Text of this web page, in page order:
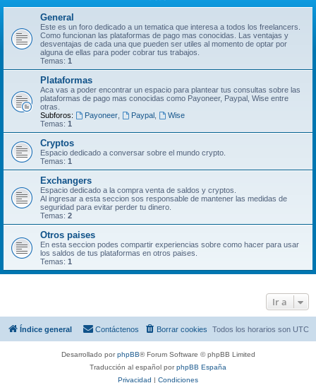
General
Este es un foro dedicado a un tematica que interesa a todos los freelancers.
Como funcionan las plataformas de pago mas conocidas. Las ventajas y
desventajas de cada una que pueden ser utiles al momento de optar por
alguna de ellas para poder cobrar tus trabajos.
Temas: 1
Plataformas
Aca vas a poder encontrar un espacio para plantear tus consultas sobre las
plataformas de pago mas conocidas como Payoneer, Paypal, Wise entre
otras.
Subforos:
Payoneer, Paypal,
Wise
Temas: 1
Cryptos
Espacio dedicado a conversar sobre el mundo crypto.
Temas: 1
Exchangers
Espacio dedicado a la compra venta de saldos y cryptos.
Al ingresar a esta seccion sos responsable de mantener las medidas de
seguridad para evitar perder tu dinero.
Temas: 2
Otros paises
En esta seccion podes compartir experiencias sobre como hacer para usar
los saldos de tus plataformas en otros paises.
Temas: 1
Ir a
Índice general Todos los horarios son UTC
Borrar cookies
Contáctenos
Desarrollado porphpBB® Forum Software © phpBB Limited
Traducción al español porphpBB España
Privacidad | Condiciones